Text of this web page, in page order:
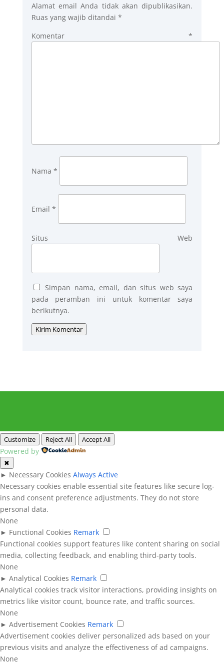
Alamat email Anda tidak akan dipublikasikan.
Ruas yang wajib ditandai *
Komentar*
Nama *
Email *
Situs Web
Simpan nama, email, dan situs web saya
pada peramban ini untuk komentar saya
berikutnya.
Kirim Komentar
Customize Reject All Accept All
Powered by
✖
► Necessary Cookies Always Active
Necessary cookies enable essential site features like secure log-
ins and consent preference adjustments. They do not store
personal data.
None
► Functional Cookies Remark
Functional cookies support features like content sharing on social
media, collecting feedback, and enabling third-party tools.
None
► Analytical Cookies Remark
Analytical cookies track visitor interactions, providing insights on
metrics like visitor count, bounce rate, and traffic sources.
None
► Advertisement Cookies Remark
Advertisement cookies deliver personalized ads based on your
previous visits and analyze the effectiveness of ad campaigns.
None